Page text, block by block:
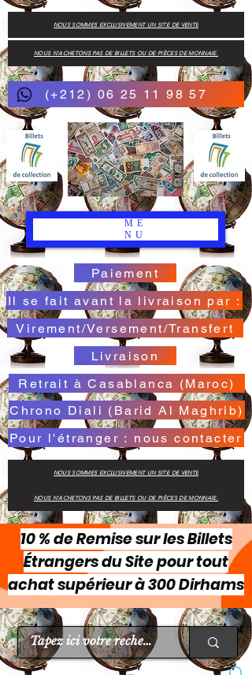
(+212) 06 25 11 98 57
ME
NU
Paiement
Virement/Versement/Transfert
Livraison
Retrait à Casablanca (Maroc)
Il se fait avant la livraison par :
Chrono Diali (Barid Al Maghrib)
NOUS N'ACHETONS PAS DE BILLETS OU DE PIÈCES DE MONNAIE.
NOUS SOMMES EXCLUSIVEMENT UN SITE DE VENTE
Pour l'étranger : nous contacter
NOUS SOMMES EXCLUSIVEMENT UN SITE DE VENTE
NOUS N'ACHETONS PAS DE BILLETS OU DE PIÈCES DE MONNAIE.
10 % de Remise sur les Billets
Étrangers du Site pour tout
achat supérieur à 300 Dirhams